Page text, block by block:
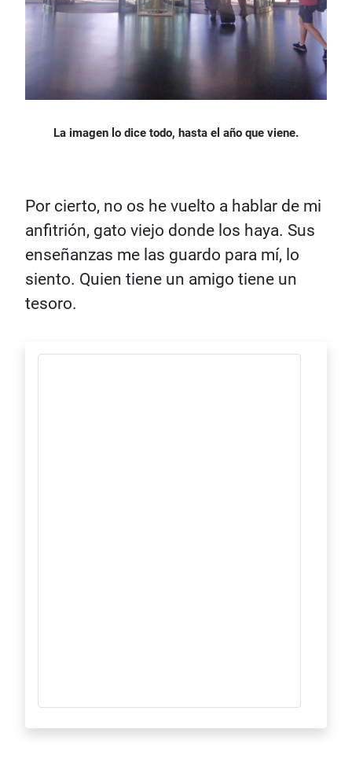
La imagen lo dice todo, hasta el año que viene.
Por cierto, no os he vuelto a hablar de mi
anfitrión, gato viejo donde los haya. Sus
enseñanzas me las guardo para mí, lo
siento. Quien tiene un amigo tiene un
tesoro.